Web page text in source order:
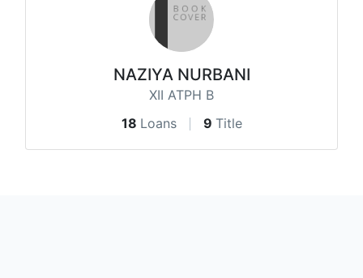
NAZIYA NURBANI
XII ATPH B
18 Loans 9 Title